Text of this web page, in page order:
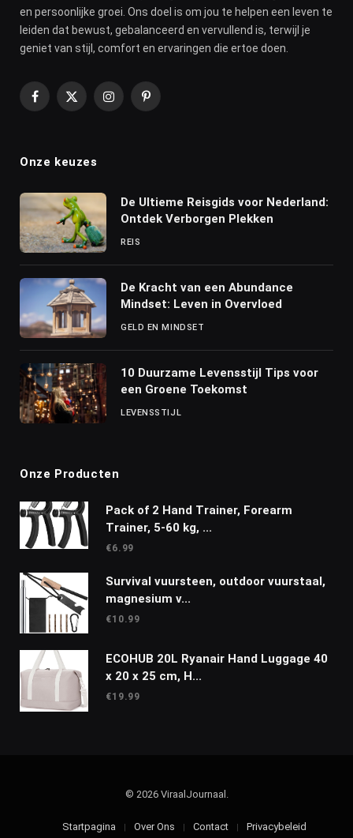
en persoonlijke groei. Ons doel is om jou te helpen een leven te
leiden dat bewust, gebalanceerd en vervullend is, terwijl je
geniet van stijl, comfort en ervaringen die ertoe doen.
Facebook
X
InstagramPinterest
Onze keuzes
De Ultieme Reisgids voor Nederland:
Ontdek Verborgen Plekken
REIS
De Kracht van een Abundance
Mindset: Leven in Overvloed
GELD EN MINDSET
10 Duurzame Levensstijl Tips voor
een Groene Toekomst
LEVENSSTIJL
Onze Producten
Pack of 2 Hand Trainer, Forearm
Trainer, 5-60 kg, ...
€6.99
Survival vuursteen, outdoor vuurstaal,
magnesium v...
€10.99
ECOHUB 20L Ryanair Hand Luggage 40
x 20 x 25 cm, H...
€19.99
© 2026 ViraalJournaal.
Startpagina Over Ons Contact Privacybeleid